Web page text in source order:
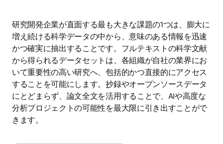
研究開発企業が直面する最も大きな課題の1つは、膨大に
増え続ける科学データの中から、意味のある情報を迅速
かつ確実に抽出することです。フルテキストの科学文献
から得られるデータセットは、各組織が自社の業界にお
いて重要性の高い研究へ、包括的かつ直接的にアクセス
することを可能にします。抄録やオープンソースデータ
にとどまらず、論文全文を活用することで、AIや高度な
分析プロジェクトの可能性を最大限に引き出すことがで
きます。